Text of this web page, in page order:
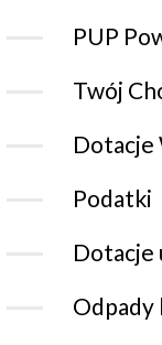
PUP
Twój
Dotacje
Podatki
Dotacje
Odpady